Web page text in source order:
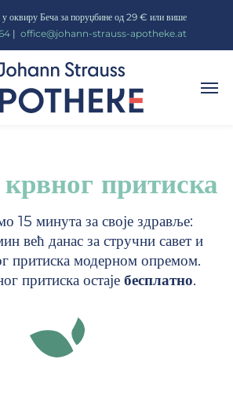
у оквиру Беча за поруџбине од 29 € или више
| office@johann-strauss-apotheke.at
притиска
15 минута за своје здравље:
већ данас за стручни савет и
притиска модерном опремом.
притиска остаје бесплатно.